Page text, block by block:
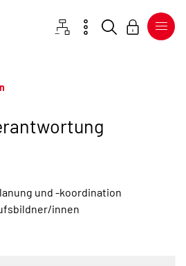
Birmensdorf
Login
und -koordination
innen